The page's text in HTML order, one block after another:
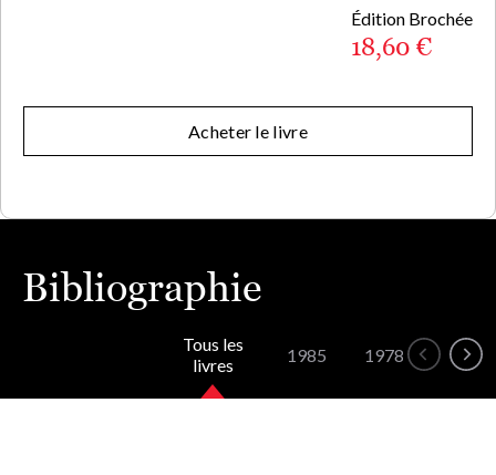
Édition Brochée
18,60 €
Acheter le livre
Bibliographie
Tous les
livres
1985 1978